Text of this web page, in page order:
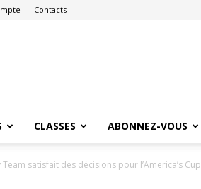
Contacts
CLASSES ABONNEZ-VOUS
Team satisfait des décisions pour l’America’s Cup